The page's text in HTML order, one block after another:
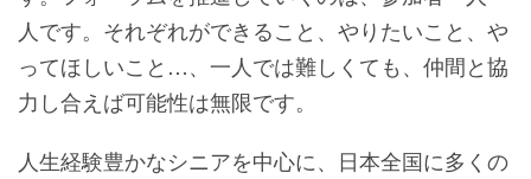
人です。それぞれができること、やりたいこと、や
ってほしいこと…、一人では難しくても、仲間と協
力し合えば可能性は無限です。
人生経験豊かなシニアを中心に、日本全国に多くの